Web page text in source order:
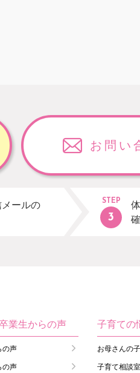
お問い
ールの
STEP
業生からの声
の声
の声
子育ての
お母さんの
子育て相談室